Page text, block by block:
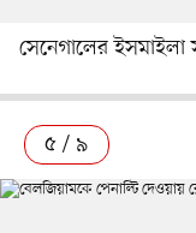
সেনেগালের ইসমাইলা
৫ / ৯